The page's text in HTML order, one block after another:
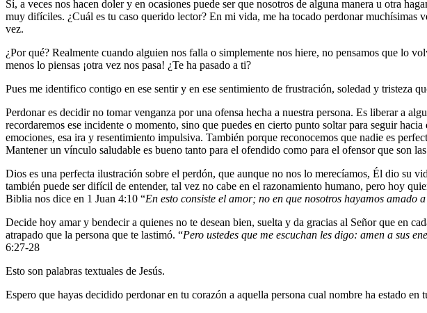
Sí, a veces nos hacen doler y en ocasiones puede ser que nosotros de alguna manera u otra
muy difíciles. ¿Cuál es tu caso querido lector? En mi vida, me ha tocado perdonar muchísimas
vez.
¿Por qué? Realmente cuando alguien nos falla o simplemente nos hiere, no pensamos que lo
menos lo piensas ¡otra vez nos pasa! ¿Te ha pasado a ti?
Pues me identifico contigo en ese sentir y en ese sentimiento de frustración, soledad y tristeza
Perdonar es decidir no tomar venganza por una ofensa hecha a nuestra persona. Es liberar a
recordaremos ese incidente o momento, sino que puedes en cierto punto soltar para seguir
emociones, esa ira y resentimiento impulsiva. También porque reconocemos que nadie es
Mantener un vínculo saludable es bueno tanto para el ofendido como para el ofensor que son
Dios es una perfecta ilustración sobre el perdón, que aunque no nos lo merecíamos, Él dio su
también puede ser difícil de entender, tal vez no cabe en el razonamiento humano, pero hoy
Biblia nos dice en 1 Juan 4:10 “En esto consiste el amor; no en que nosotros hayamos
Decide hoy amar y bendecir a quienes no te desean bien, suelta y da gracias al Señor que en
atrapado que la persona que te lastimó. “Pero ustedes que me escuchan les digo: amen a sus
6:27-28
Esto son palabras textuales de Jesús.
Espero que hayas decidido perdonar en tu corazón a aquella persona cual nombre ha estado